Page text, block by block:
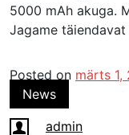
5000 mAh akuga.
Jagame täiendavat
Posted on märts 1,
News
admin